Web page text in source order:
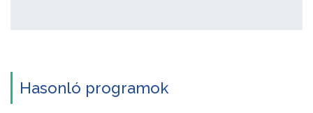
Hasonló programok